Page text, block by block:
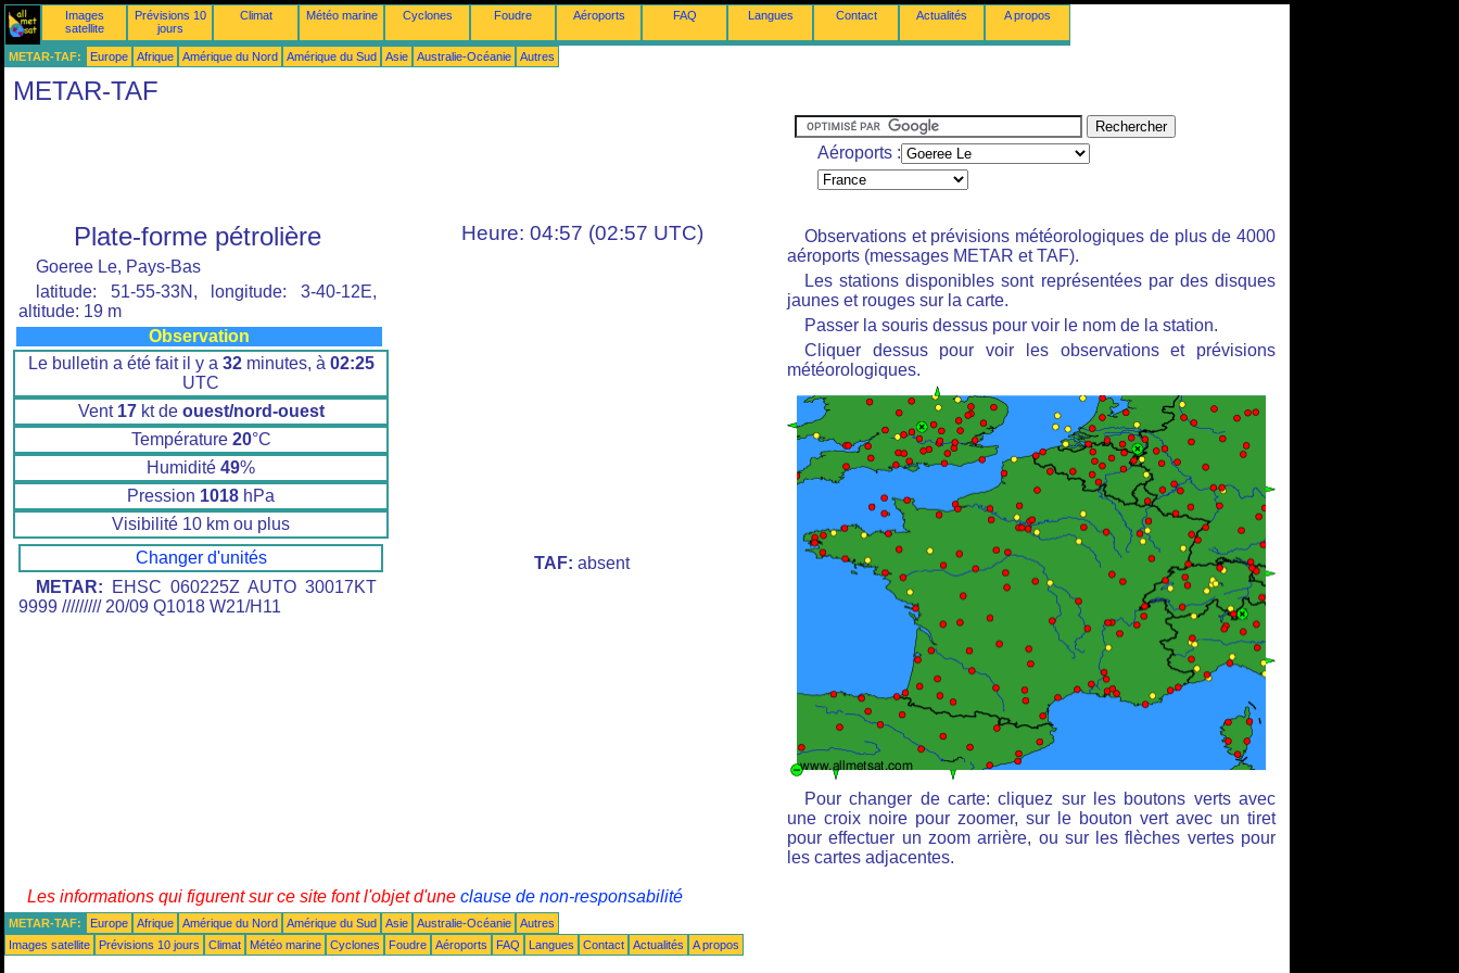
Images
satellite
Prévisions 10
jours
Climat Météo marine Cyclones Foudre Aéroports FAQ Langues Contact Actualités A propos
METAR-TAF: Europe Afrique Amérique du Nord Amérique du Sud Asie Australie-Océanie Autres
METAR-TAF
Aéroports :
Plate-forme pétrolière
Goeree Le, Pays-Bas
latitude: 51-55-33N, longitude: 3-40-12E,
altitude: 19 m
Observation
Le bulletin a été fait il y a 32minutes, à 02:25
UTC
Vent 17kt de ouest/nord-ouest
Température 20°C
Humidité 49%
Pression 1018 hPa
Visibilité 10 km ou plus
Changer d'unités
METAR: EHSC 060225Z AUTO 30017KT
9999 ///////// 20/09 Q1018 W21/H11
Heure: 04:57 (02:57 UTC)
TAF: absent
Observations et prévisions météorologiques de plus de 4000
aéroports (messages METAR et TAF).
Les stations disponibles sont représentées par des disques
jaunes et rouges sur la carte.
Passer la souris dessus pour voir le nom de la station.
Cliquer dessus pour voir les observations et prévisions
météorologiques.
Pour changer de carte: cliquez sur les boutons verts avec
une croix noire pour zoomer, sur le bouton vert avec un tiret
pour effectuer un zoom arrière, ou sur les flèches vertes pour
les cartes adjacentes.
Les informations qui figurent sur ce site font l'objet d'une clause de non-responsabilité
METAR-TAF: Europe Afrique Amérique du Nord Amérique du Sud Asie Australie-Océanie
Autres
Images satellite
Prévisions 10 jours Climat Météo marine Cyclones Foudre Aéroports FAQ Langues Contact Actualités A propos